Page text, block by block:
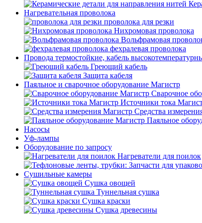
Нагревательная проволока
проволока для резки
Нихромовая проволока
Вольфрамовая
фехралевая проволока
Провода термостойкие, кабель
Греющий кабель
Защита кабеля
Паяльное и сварочное оборудование Магистр
Сварочное
Источники тока
Средства
Паяльное
Насосы
Уф-лампы
Оборудование по запросу
Нагреватели для поилок
Сушильные камеры
Сушка овощей
Туннельная сушка
Сушка краски
Сушка древесины